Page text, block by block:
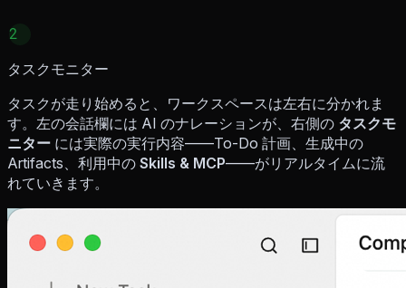
2
タスクモニター
タスクが走り始めると、ワークスペースは左右に分かれま
す。左の会話欄には AI のナレーションが、右側の タスクモ
ニター には実際の実行内容——To-Do 計画、生成中の
Artifacts、利用中の Skills & MCP——がリアルタイムに流
れていきます。